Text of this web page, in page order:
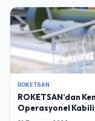
ROKETSAN
ROKETSAN’dan
Operasyonel